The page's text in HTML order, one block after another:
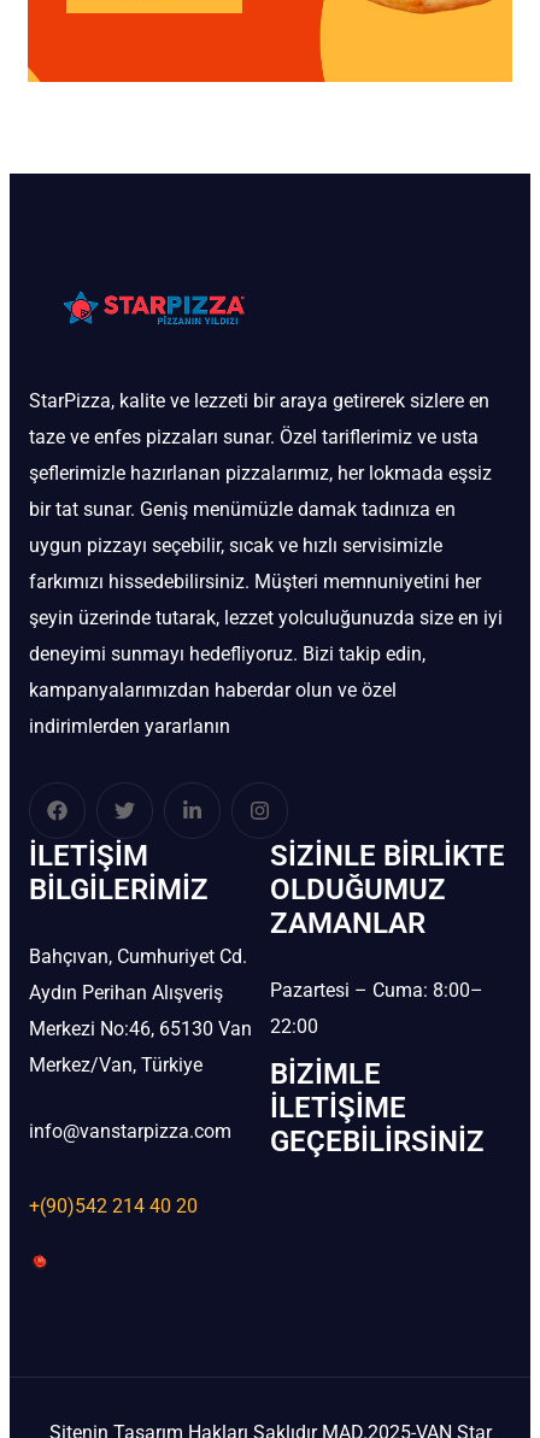
StarPizza, kalite ve lezzeti bir araya getirerek sizlere en
taze ve enfes pizzaları sunar. Özel tariflerimiz ve usta
şeflerimizle hazırlanan pizzalarımız, her lokmada eşsiz
bir tat sunar. Geniş menümüzle damak tadınıza en
uygun pizzayı seçebilir, sıcak ve hızlı servisimizle
farkımızı hissedebilirsiniz. Müşteri memnuniyetini her
şeyin üzerinde tutarak, lezzet yolculuğunuzda size en iyi
deneyimi sunmayı hedefliyoruz. Bizi takip edin,
kampanyalarımızdan haberdar olun ve özel
indirimlerden yararlanın
İLETIŞIM
BİLGILERIMIZ
Bahçıvan, Cumhuriyet Cd.
Aydın Perihan Alışveriş
Merkezi No:46, 65130 Van
Merkez/Van, Türkiye
info@vanstarpizza.com
+(90)542 214 40 20
SIZINLE BIRLIKTE
OLDUĞUMUZ
ZAMANLAR
Pazartesi – Cuma: 8:00–
22:00
BIZIMLE
İLETIŞIME
GEÇEBILIRSINIZ
Sitenin Tasarım Hakları Saklıdır MAD.2025-VAN Star